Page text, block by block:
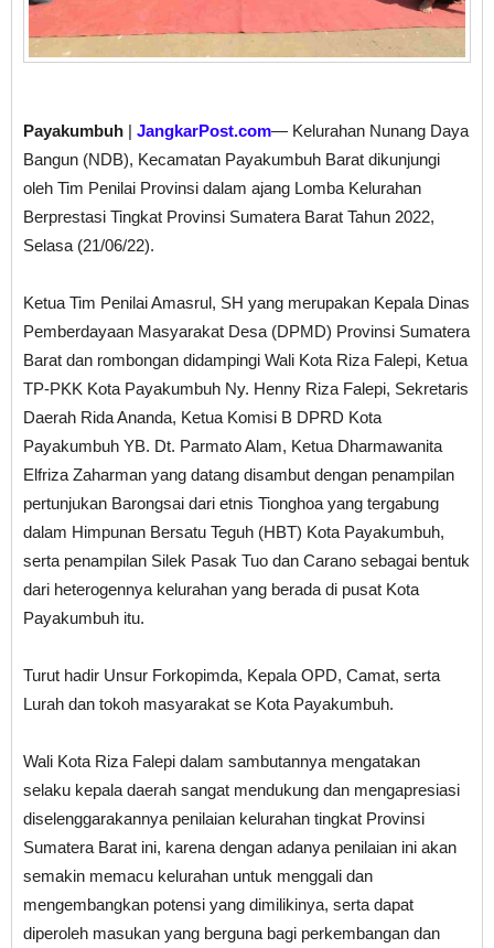
Payakumbuh | JangkarPost.com— Kelurahan Nunang Daya
Bangun (NDB), Kecamatan Payakumbuh Barat dikunjungi
oleh Tim Penilai Provinsi dalam ajang Lomba Kelurahan
Berprestasi Tingkat Provinsi Sumatera Barat Tahun 2022,
Selasa (21/06/22).
Ketua Tim Penilai Amasrul, SH yang merupakan Kepala Dinas
Pemberdayaan Masyarakat Desa (DPMD) Provinsi Sumatera
Barat dan rombongan didampingi Wali Kota Riza Falepi, Ketua
TP-PKK Kota Payakumbuh Ny. Henny Riza Falepi, Sekretaris
Daerah Rida Ananda, Ketua Komisi B DPRD Kota
Payakumbuh YB. Dt. Parmato Alam, Ketua Dharmawanita
Elfriza Zaharman yang datang disambut dengan penampilan
pertunjukan Barongsai dari etnis Tionghoa yang tergabung
dalam Himpunan Bersatu Teguh (HBT) Kota Payakumbuh,
serta penampilan Silek Pasak Tuo dan Carano sebagai bentuk
dari heterogennya kelurahan yang berada di pusat Kota
Payakumbuh itu.
Turut hadir Unsur Forkopimda, Kepala OPD, Camat, serta
Lurah dan tokoh masyarakat se Kota Payakumbuh.
Wali Kota Riza Falepi dalam sambutannya mengatakan
selaku kepala daerah sangat mendukung dan mengapresiasi
diselenggarakannya penilaian kelurahan tingkat Provinsi
Sumatera Barat ini, karena dengan adanya penilaian ini akan
semakin memacu kelurahan untuk menggali dan
mengembangkan potensi yang dimilikinya, serta dapat
diperoleh masukan yang berguna bagi perkembangan dan